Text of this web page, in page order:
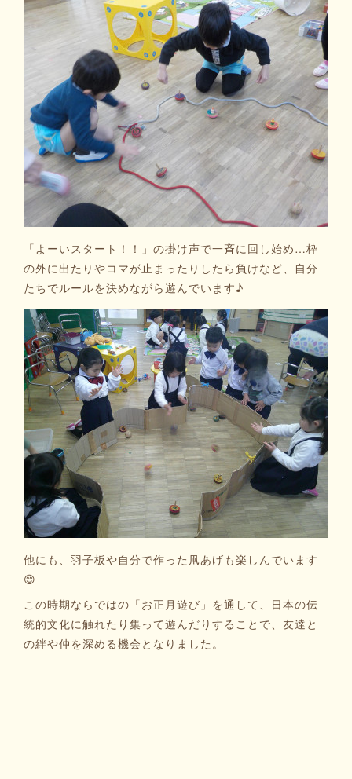
「よーいスタート！！」の掛け声で一斉に回し始め…枠
の外に出たりやコマが止まったりしたら負けなど、自分
たちでルールを決めながら遊んでいます♪
他にも、羽子板や自分で作った凧あげも楽しんでいます
😊
この時期ならではの「お正月遊び」を通して、日本の伝
統的文化に触れたり集って遊んだりすることで、友達と
の絆や仲を深める機会となりました。